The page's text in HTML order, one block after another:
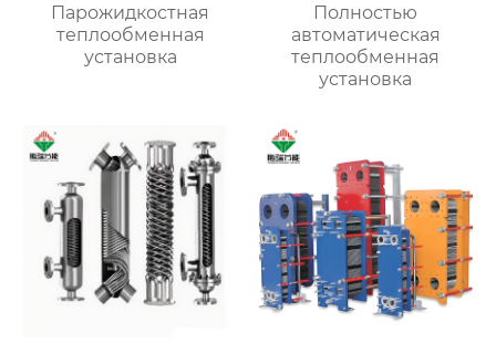
Парожидкостная
теплообменная
установка
Полностью
автоматическая
теплообменная
установка